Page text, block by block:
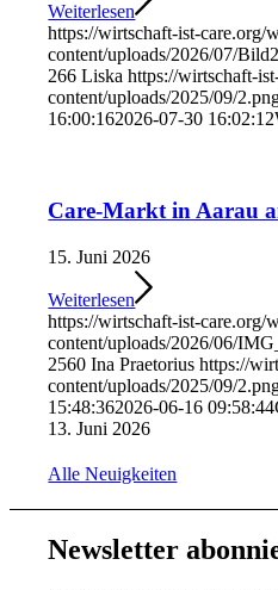
Weiterlesen
https://wirtschaft-ist-care.org/
content/uploads/2026/07/
266 Liska https://wirtschaft-
content/uploads/2025/09/
16:00:162026-07-30 16:02:12
Care-Markt in Aarau
15. Juni 2026
Weiterlesen
https://wirtschaft-ist-care.org/
content/uploads/2026/06/
2560 Ina Praetorius https://
content/uploads/2025/09/
15:48:362026-06-16 09:58:44
13. Juni 2026
Alle Neuigkeiten
Newsletter